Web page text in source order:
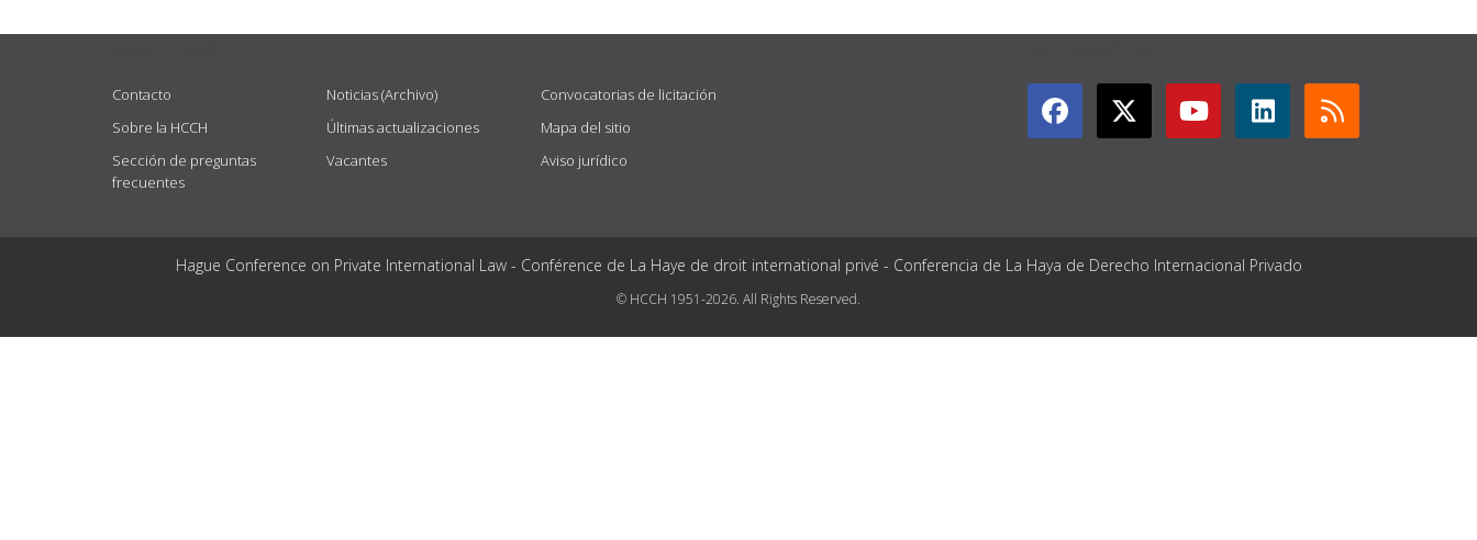
Contacto
Sobre la HCCH
Sección de preguntas
frecuentes
Noticias (Archivo)
Últimas actualizaciones
Vacantes
Convocatorias de licitación
Mapa del sitio
Aviso jurídico
Hague Conference on Private International Law - Conférence de La Haye de droit international privé - Conferencia de La Haya de Derecho Internacional Privado
© HCCH 1951-2026. All Rights Reserved.